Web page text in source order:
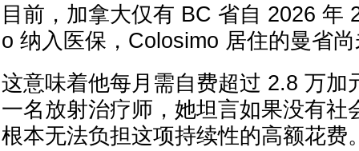
目前，加拿大仅有 BC 省自 2026 年
o 纳入医保，Colosimo 居住的曼省
这意味着他每月需自费超过 2.8 万加
一名放射治疗师，她坦言如果没有社
根本无法负担这项持续性的高额花费